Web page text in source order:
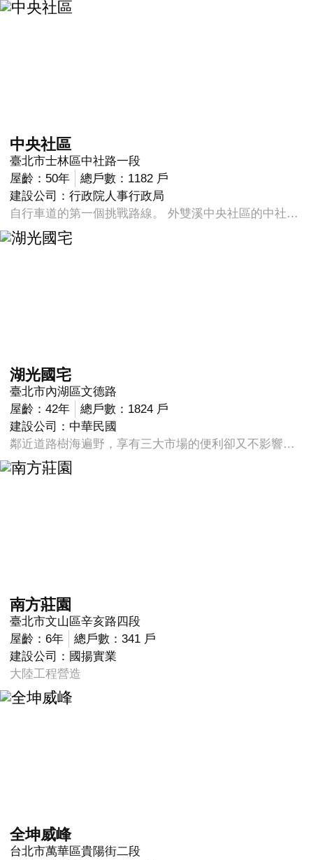
中央社區
臺北市士林區中社路一段
屋齡：50年
總戶數：1182 戶
建設公司：行政院人事行政局
自行車道的第一個挑戰路線。 外雙溪中央社區的中社路，地處台北市郊環境相當清幽，再加上離市區不遠，同時中社路的路面也十分寬敞平坦，所以很早之前就是自行車同好練車練體力的精美路線。中社路雖然是人車共道，但因道路寬敞車流量也不多，跑友可在道路最外側特別畫出的自行車專用道上盡情奔跑，不必太擔心交通安全或汽車廢氣的問題。
湖光國宅
臺北市內湖區文德路
屋齡：42年
總戶數：1824 戶
建設公司：中華民國
鄰近道路樹海遍野，享有三大市場的便利卻又不影響大樓環境，建物退縮讓每一棟大樓都有相當好的視野無壓迫感，同時擁有電梯與抽籤車位的便捷住宅，讓您享受生活的每一天。
南方莊園
臺北市文山區辛亥路四段
屋齡：6年
總戶數：341 戶
建設公司：國揚實業
大陸工程營造
全坤威峰
台北市萬華區貴陽街二段